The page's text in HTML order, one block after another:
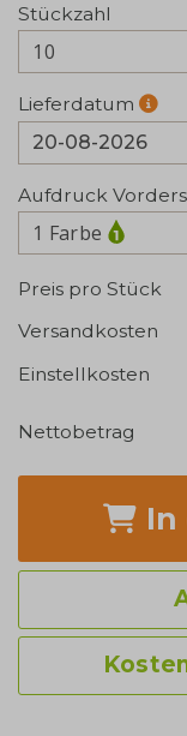
Stückzahl
10
Lieferdatum
Aufdruck
1 Farbe
Preis pro Stück
Versandkosten
Einstellkosten
Nettobetrag
In